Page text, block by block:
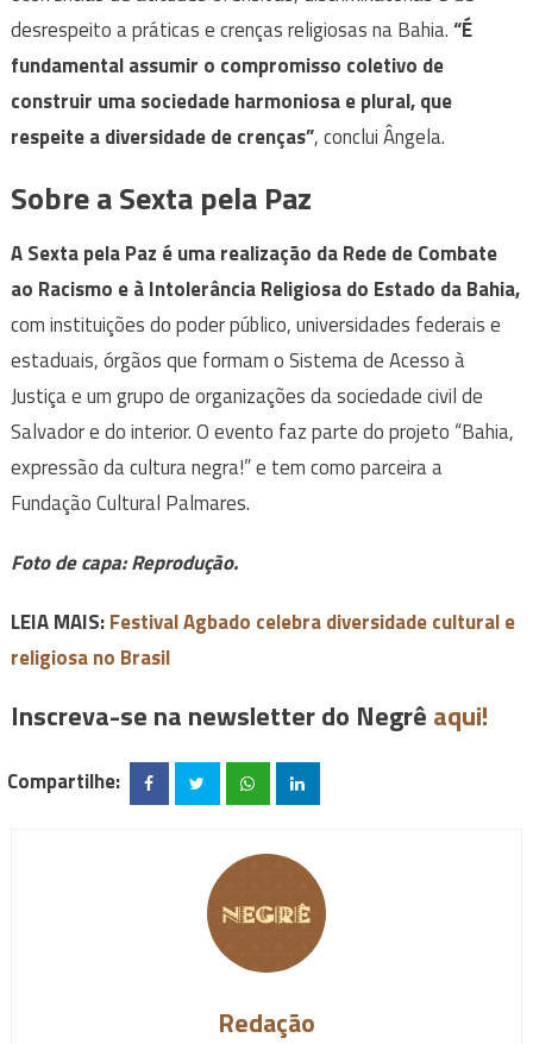
desrespeito a práticas e crenças religiosas na Bahia.“É
fundamental assumir o compromisso coletivo de
construir uma sociedade harmoniosa e plural, que
respeite a diversidade de crenças”, conclui Ângela.
Sobre a Sexta pela Paz
A Sexta pela Paz é uma realização da Rede de Combate
ao Racismo e à Intolerância Religiosa do Estado da Bahia,
com instituições do poder público, universidades federais e
estaduais, órgãos que formam o Sistema de Acesso à
Justiça e um grupo de organizações da sociedade civil de
Salvador e do interior. O evento faz parte do projeto “Bahia,
expressão da cultura negra!” e tem como parceira a
Fundação Cultural Palmares.
Foto de capa: Reprodução.
LEIA MAIS:Festival Agbado celebra diversidade cultural e
religiosa no Brasil
Inscreva-se na newsletter do Negrê aqui!
Compartilhe:
Redação